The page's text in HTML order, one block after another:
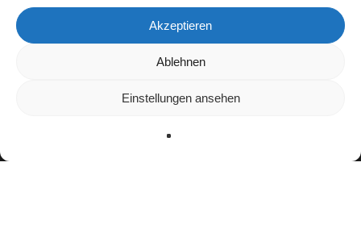
Akzeptieren
Ablehnen
Einstellungen ansehen
Wir verwenden Cookies, um dir die bestmögliche Erfahrung auf
kannst du erfahren, welche Cookies wir
verwenden oder sie ausschalten.